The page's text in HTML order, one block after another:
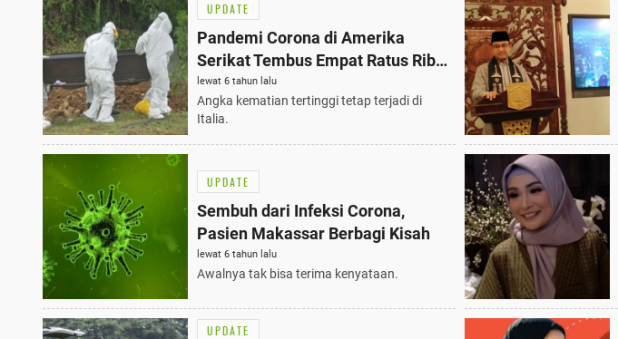
UPDATE
Pandemi Corona di Amerika
Serikat Tembus Empat Ratus Ribu
Kasus
lewat 6 tahun lalu
Angka kematian tertinggi tetap terjadi di
Italia.
UPDATE
Sembuh dari Infeksi Corona,
Pasien Makassar Berbagi Kisah
lewat 6 tahun lalu
Awalnya tak bisa terima kenyataan.
UPDATE